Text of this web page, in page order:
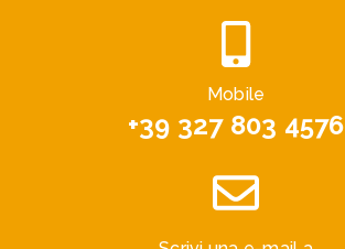
+39 327 803 4576
Mobile